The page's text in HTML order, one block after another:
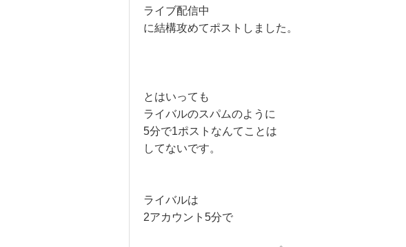
ライブ配信中
に結構攻めてポストしました。
とはいっても
ライバルのスパムのように
5分で1ポストなんてことは
してないです。
ライバルは
2アカウント5分で